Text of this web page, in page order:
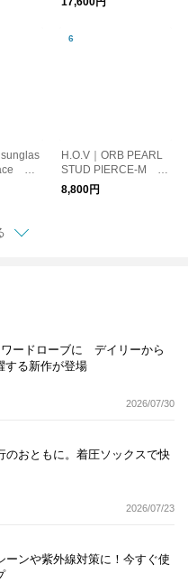
ネ
ラス
チーフ
H.O.V｜ORB PEARL
STUD PIERCE-M ピ
アス 淡水パール シ
ルバー925
8,800円
ードローブに デイリーから
する新作が登場
2026/07/30
のおともに。着圧ソックスで快
2026/07/23
ーンや紫外線対策に！今すぐ使